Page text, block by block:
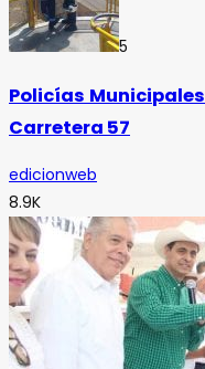
5
Policías
Carretera 57
edicionweb
8.9K